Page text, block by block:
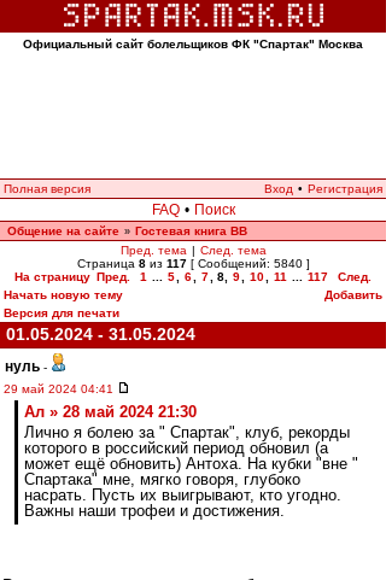
Официальный сайт болельщиков ФК "Спартак" Москва
Полная версия Вход • Регистрация
FAQ • Поиск
Общение на сайте » Гостевая книга ВВ
Пред. тема | След. тема
Страница 8из 117[ Сообщений: 5840 ]
На страницу Пред. 1 5 6 7 8 9 10 11 117
След.
Начать новую тему
Добавить
Версия для печати
01.05.2024 - 31.05.2024
нуль -
29 май 2024 04:41
Ал » 28 май 2024 21:30
Лично я болею за " Спартак", клуб, рекорды
которого в российский период обновил (а
может ещё обновить) Антоха. На кубки "вне "
Спартака" мне, мягко говоря, глубоко
насрать. Пусть их выигрывают, кто угодно.
Важны наши трофеи и достижения.